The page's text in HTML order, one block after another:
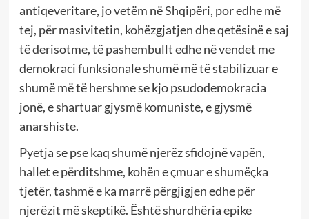
antiqeveritare, jo vetëm në Shqipëri, por edhe më
tej, për masivitetin, kohëzgjatjen dhe qetësinë e saj
të derisotme, të pashembullt edhe në vendet me
demokraci funksionale shumë më të stabilizuar e
shumë më të hershme se kjo psudodemokracia
jonë, e shartuar gjysmë komuniste, e gjysmë
anarshiste.
Pyetja se pse kaq shumë njerëz sfidojnë vapën,
hallet e përditshme, kohën e çmuar e shumëçka
tjetër, tashmë e ka marrë përgjigjen edhe për
njerëzit më skeptikë. Është shurdhëria epike